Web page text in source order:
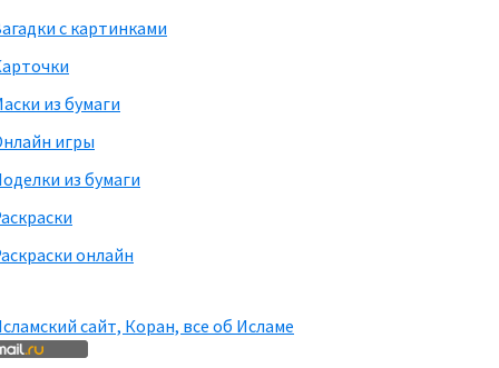
с картинками
из бумаги
игры
из бумаги
онлайн
сайт, Коран, все об Исламе